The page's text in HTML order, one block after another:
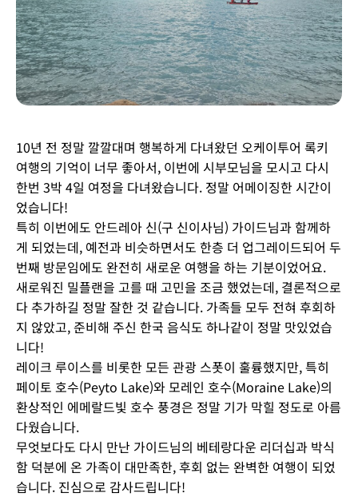
10년 전 정말 깔깔대며 행복하게 다녀왔던 오케이투어 록키
여행의 기억이 너무 좋아서, 이번에 시부모님을 모시고 다시
한번 3박 4일 여정을 다녀왔습니다. 정말 어메이징한 시간이
었습니다!
특히 이번에도 안드레아 신(구 신이사님) 가이드님과 함께하
게 되었는데, 예전과 비슷하면서도 한층 더 업그레이드되어 두
번째 방문임에도 완전히 새로운 여행을 하는 기분이었어요.
새로워진 밀플랜을 고를 때 고민을 조금 했었는데, 결론적으로
다 추가하길 정말 잘한 것 같습니다. 가족들 모두 전혀 후회하
지 않았고, 준비해 주신 한국 음식도 하나같이 정말 맛있었습
니다!
레이크 루이스를 비롯한 모든 관광 스폿이 훌륭했지만, 특히
페이토 호수(Peyto Lake)와 모레인 호수(Moraine Lake)의
환상적인 에메랄드빛 호수 풍경은 정말 기가 막힐 정도로 아름
다웠습니다.
무엇보다도 다시 만난 가이드님의 베테랑다운 리더십과 박식
함 덕분에 온 가족이 대만족한, 후회 없는 완벽한 여행이 되었
습니다. 진심으로 감사드립니다!